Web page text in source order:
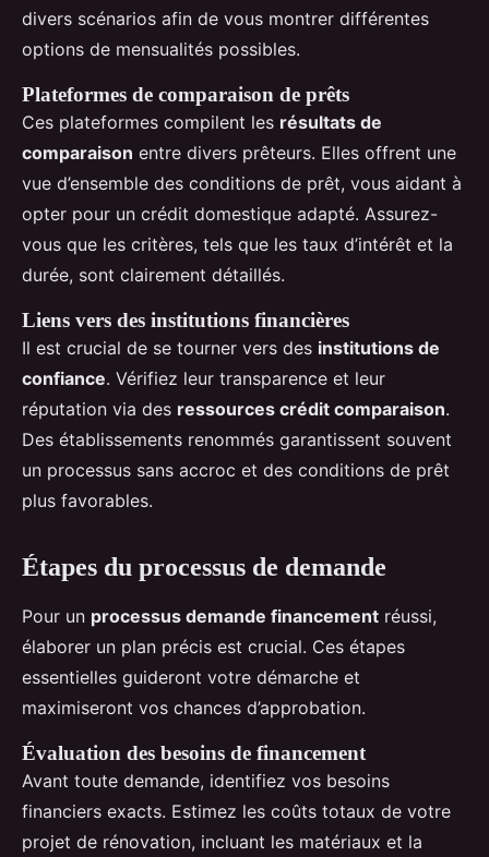
divers scénarios afin de vous montrer différentes
options de mensualités possibles.
Plateformes de comparaison de prêts
Ces plateformes compilent les résultats de
comparaison entre divers prêteurs. Elles offrent une
vue d’ensemble des conditions de prêt, vous aidant à
opter pour un crédit domestique adapté. Assurez-
vous que les critères, tels que les taux d’intérêt et la
durée, sont clairement détaillés.
Liens vers des institutions financières
Il est crucial de se tourner vers des institutions de
confiance. Vérifiez leur transparence et leur
réputation via des ressources crédit comparaison.
Des établissements renommés garantissent souvent
un processus sans accroc et des conditions de prêt
plus favorables.
Étapes du processus de demande
Pour un processus demande financement réussi,
élaborer un plan précis est crucial. Ces étapes
essentielles guideront votre démarche et
maximiseront vos chances d’approbation.
Évaluation des besoins de financement
Avant toute demande, identifiez vos besoins
financiers exacts. Estimez les coûts totaux de votre
projet de rénovation, incluant les matériaux et la